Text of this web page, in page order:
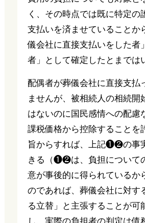
く、その時点では既に特定の
支払いを済ませていることか
儀会社に直接支払いをした者
者」として確定したとまでは
配偶者が葬儀会社に直接支払
ませんが、被相続人の相続開
はないのに国民感情への配慮
課税価格から控除することを
旨からすれば、上記❶❷の事
きる（❶❷は、負担について
意が事後的に得られているか
のであれば、葬儀会社に対す
る立替」と主張することが可